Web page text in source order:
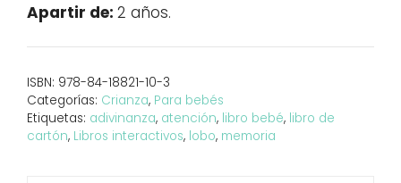
la
mosca
Apartir de: 2 años.
ISBN: 978-84-18821-10-3
Categorías: Crianza, Para bebés
Etiquetas: adivinanza, atención, libro bebé, libro de
cartón, Libros interactivos, lobo, memoria